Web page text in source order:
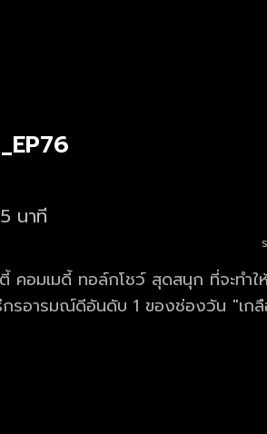
นาที
คอมเมดี้ ทอล์กโชว์ สุดสนุก ที่จะทำ
กรอารมณ์ดีอันดับ 1 ของช่องวัน "เ
นุกและบันเทิงจนคุณคาดไม่ถึง!!